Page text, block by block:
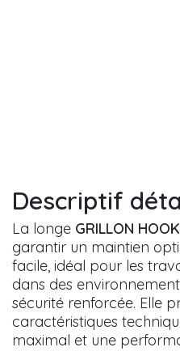
Descriptif
La longe GRILLON HOOK
garantir un maintien
facile, idéal pour les
dans des
sécurité renforcée. Elle
caractéristiques
maximal et une